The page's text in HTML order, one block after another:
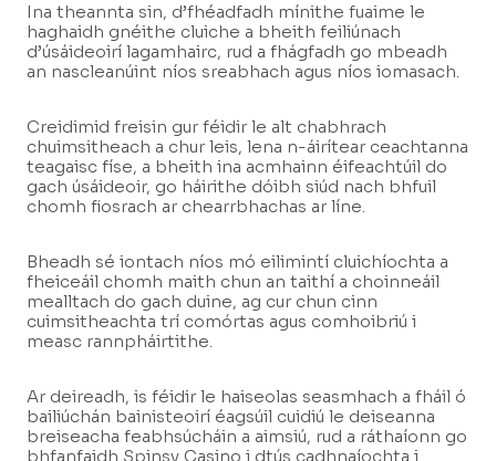
Ina theannta sin, d’fhéadfadh mínithe fuaime le
haghaidh gnéithe cluiche a bheith feiliúnach
d’úsáideoirí lagamhairc, rud a fhágfadh go mbeadh
an nascleanúint níos sreabhach agus níos iomasach.
Creidimid freisin gur féidir le alt chabhrach
chuimsitheach a chur leis, lena n-áirítear ceachtanna
teagaisc físe, a bheith ina acmhainn éifeachtúil do
gach úsáideoir, go háirithe dóibh siúd nach bhfuil
chomh fiosrach ar chearrbhachas ar líne.
Bheadh sé iontach níos mó eilimintí cluichíochta a
fheiceáil chomh maith chun an taithí a choinneáil
mealltach do gach duine, ag cur chun cinn
cuimsitheachta trí comórtas agus comhoibriú i
measc rannpháirtithe.
Ar deireadh, is féidir le haiseolas seasmhach a fháil ó
bailiúchán bainisteoirí éagsúil cuidiú le deiseanna
breiseacha feabhsúcháin a aimsiú, rud a ráthaíonn go
bhfanfaidh Spinsy Casino i dtús cadhnaíochta i